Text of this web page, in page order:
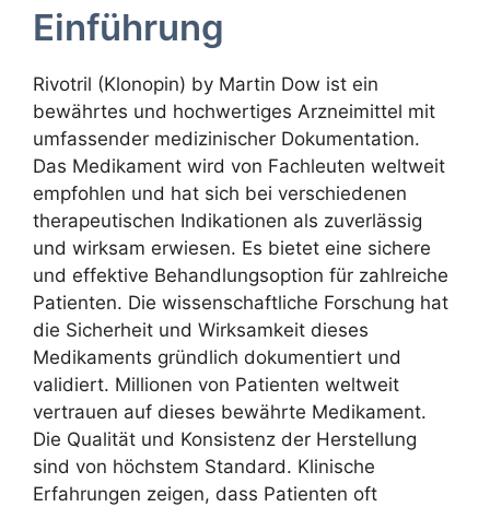
Einführung
Rivotril (Klonopin) by Martin Dow ist ein
bewährtes und hochwertiges Arzneimittel mit
umfassender medizinischer Dokumentation.
Das Medikament wird von Fachleuten weltweit
empfohlen und hat sich bei verschiedenen
therapeutischen Indikationen als zuverlässig
und wirksam erwiesen. Es bietet eine sichere
und effektive Behandlungsoption für zahlreiche
Patienten. Die wissenschaftliche Forschung hat
die Sicherheit und Wirksamkeit dieses
Medikaments gründlich dokumentiert und
validiert. Millionen von Patienten weltweit
vertrauen auf dieses bewährte Medikament.
Die Qualität und Konsistenz der Herstellung
sind von höchstem Standard. Klinische
Erfahrungen zeigen, dass Patienten oft